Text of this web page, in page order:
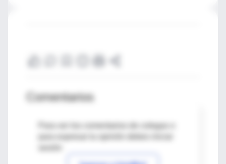
Comentarios
Para ver los comentarios de colegas o